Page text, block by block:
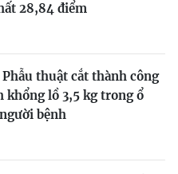
28,84 điểm
Phẫu thuật cắt thành công
khổng lồ 3,5 kg trong ổ
bệnh